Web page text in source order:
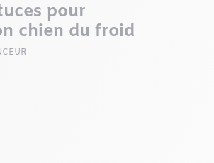
pour
chien du froid